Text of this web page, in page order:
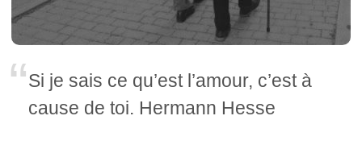
Si je sais ce qu’est l’amour, c’est à
cause de toi. Hermann Hesse